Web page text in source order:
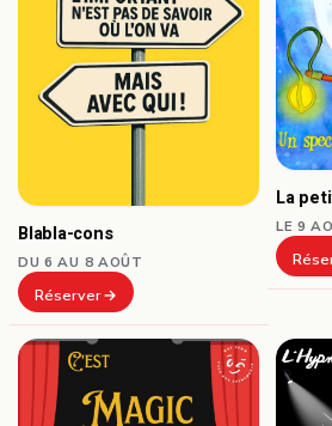
Blabla-cons
DU 6 AU 8 AOÛT
Réserver
La
LE 9